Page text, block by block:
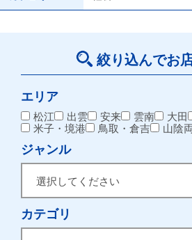
絞り込んでお
エリア
松江 出雲 安来 雲南 大田
米子・境港
鳥取・倉吉 山陰
ジャンル
カテゴリ